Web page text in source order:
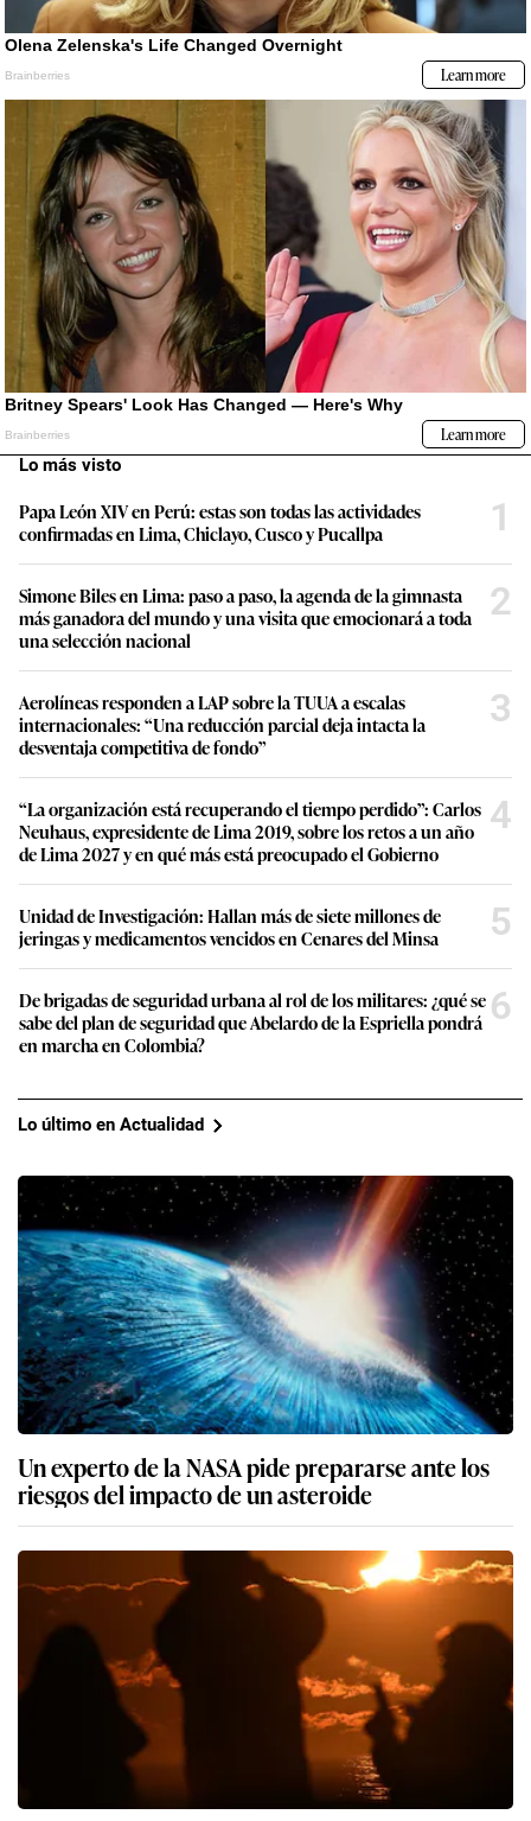
Lo más visto
Papa León XIV en Perú: estas son todas las actividades
confirmadas en Lima, Chiclayo, Cusco y Pucallpa
1
Simone Biles en Lima: paso a paso, la agenda de la gimnasta
más ganadora del mundo y una visita que emocionará a toda
una selección nacional
2
Aerolíneas responden a LAP sobre la TUUA a escalas
internacionales: “Una reducción parcial deja intacta la
desventaja competitiva de fondo”
3
“La organización está recuperando el tiempo perdido”: Carlos
Neuhaus, expresidente de Lima 2019, sobre los retos a un año
de Lima 2027 y en qué más está preocupado el Gobierno
4
Unidad de Investigación: Hallan más de siete millones de
jeringas y medicamentos vencidos en Cenares del Minsa
5
De brigadas de seguridad urbana al rol de los militares: ¿qué se
sabe del plan de seguridad que Abelardo de la Espriella pondrá
en marcha en Colombia?
6
Lo último en Actualidad
Un experto de la NASA pide prepararse ante los
riesgos del impacto de un asteroide